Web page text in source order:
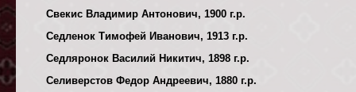
Свекис Владимир Антонович, 1900 г.р.
Седленок Тимофей Иванович, 1913 г.р.
Седляронок Василий Никитич, 1898 г.р.
Селиверстов Федор Андреевич, 1880 г.р.